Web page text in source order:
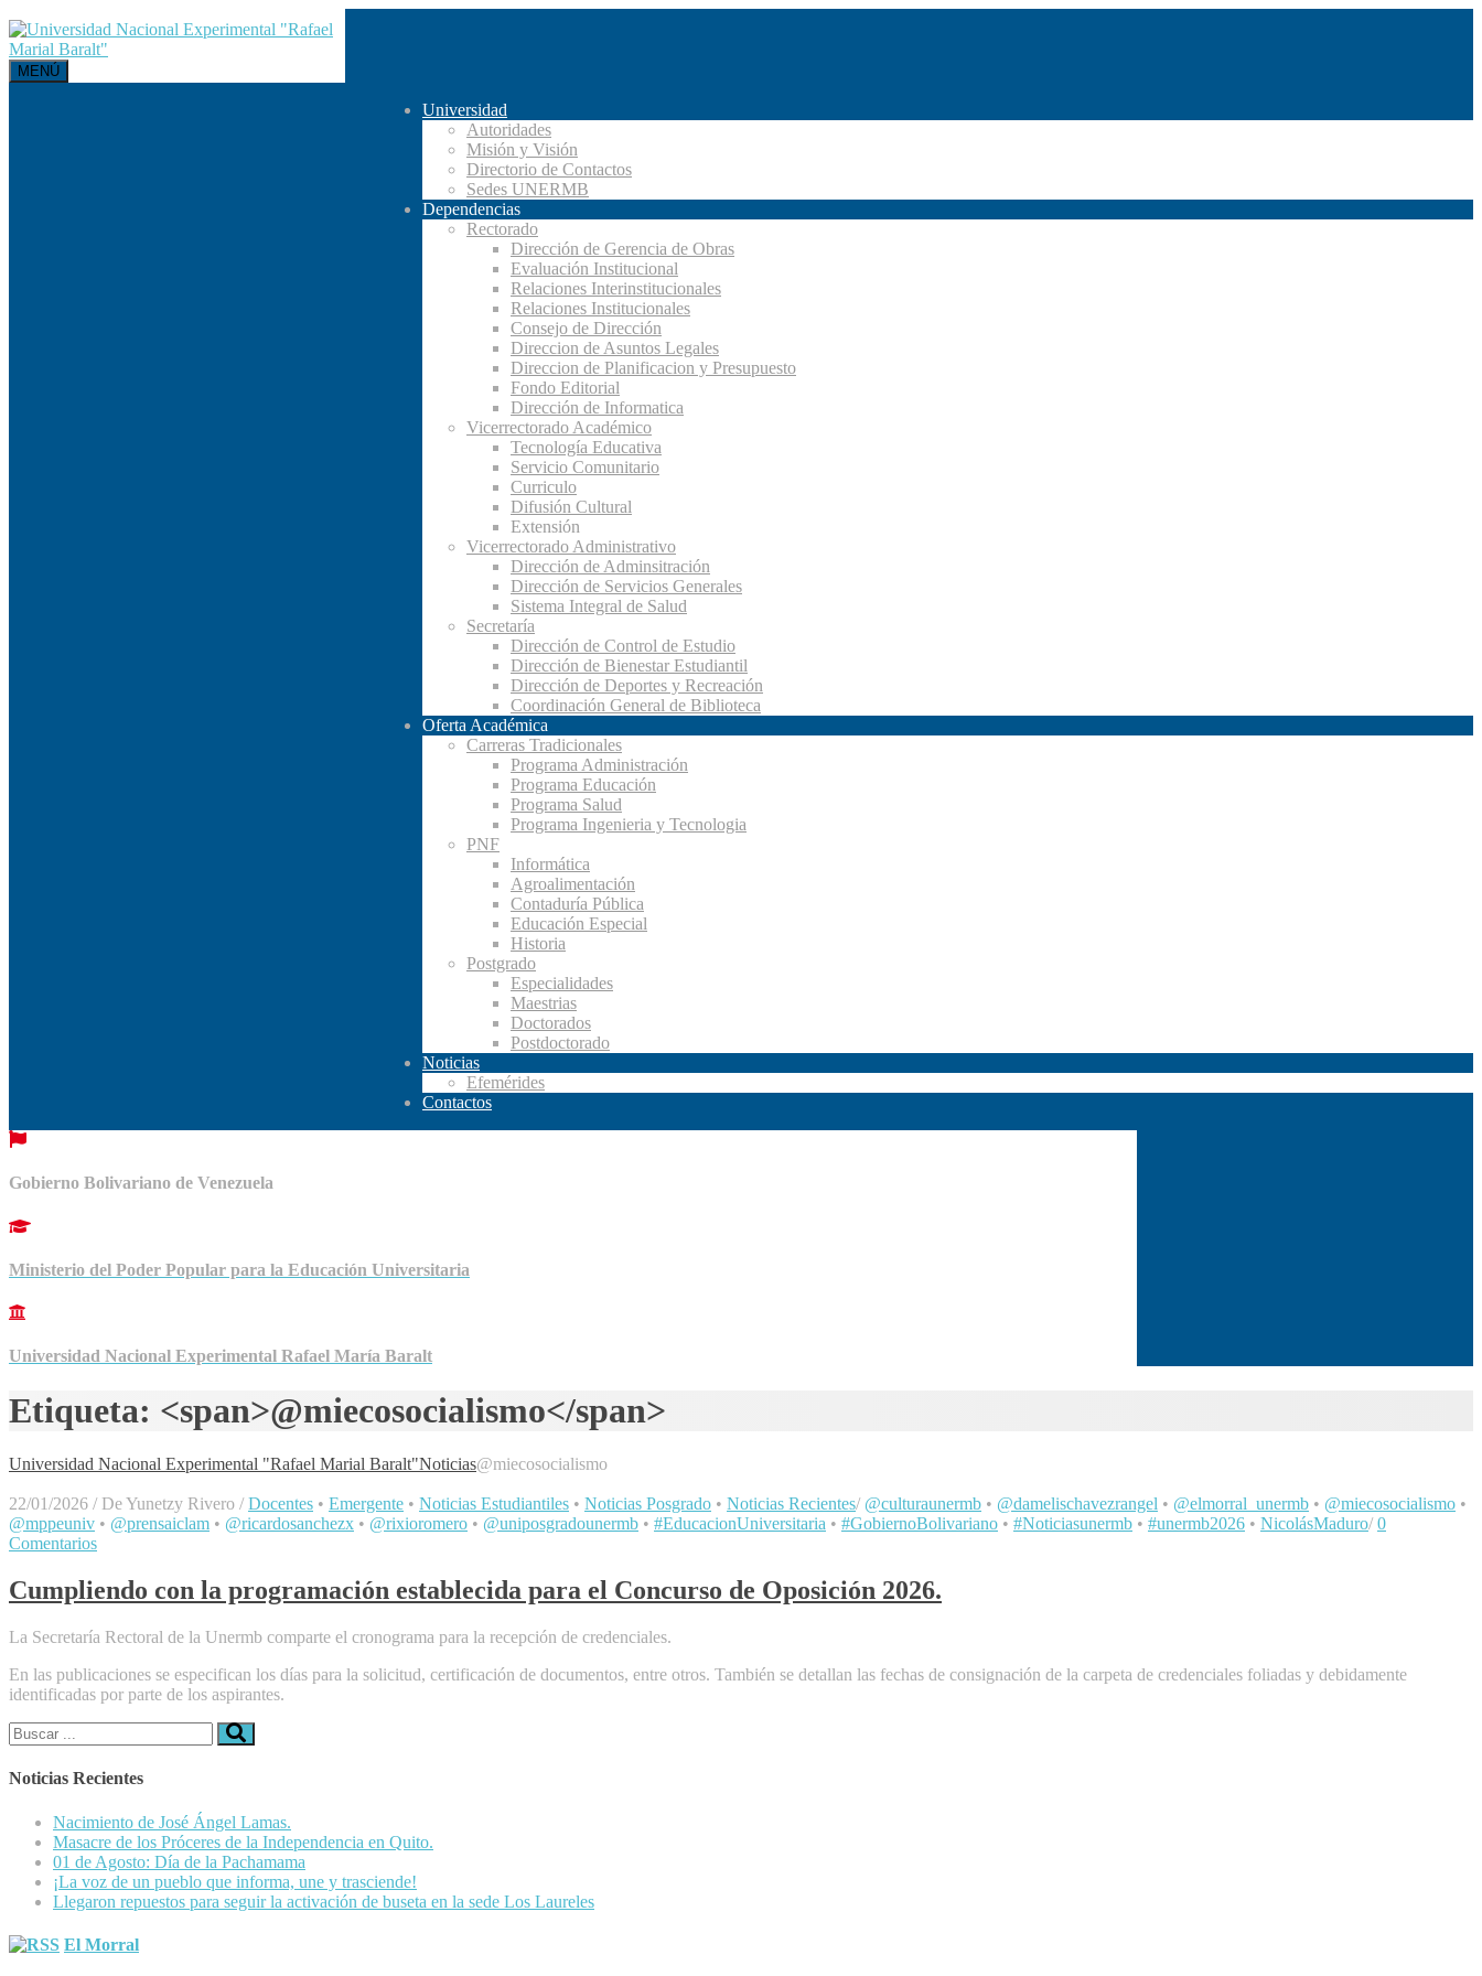
MENÚ
Universidad
Autoridades
Misión y Visión
Directorio de Contactos
Sedes UNERMB
Dependencias
Rectorado
Dirección de Gerencia de Obras
Evaluación Institucional
Relaciones Interinstitucionales
Relaciones Institucionales
Consejo de Dirección
Direccion de Asuntos Legales
Direccion de Planificacion y Presupuesto
Fondo Editorial
Dirección de Informatica
Vicerrectorado Académico
Tecnología Educativa
Servicio Comunitario
Curriculo
Difusión Cultural
Extensión
Vicerrectorado Administrativo
Dirección de Adminsitración
Dirección de Servicios Generales
Sistema Integral de Salud
Secretaría
Dirección de Control de Estudio
Dirección de Bienestar Estudiantil
Dirección de Deportes y Recreación
Coordinación General de Biblioteca
Oferta Académica
Carreras Tradicionales
Programa Administración
Programa Educación
Programa Salud
Programa Ingenieria y Tecnologia
PNF
Informática
Agroalimentación
Contaduría Pública
Educación Especial
Historia
Postgrado
Especialidades
Maestrias
Doctorados
Postdoctorado
Noticias
Efemérides
Contactos
Gobierno Bolivariano de Venezuela
Ministerio del Poder Popular para la Educación Universitaria
Universidad Nacional Experimental Rafael María Baralt
Etiqueta: <span>@miecosocialismo</span>
Universidad Nacional Experimental "Rafael Marial Baralt"Noticias@miecosocialismo
22/01/2026 / De Yunetzy Rivero / Docentes • Emergente • Noticias Estudiantiles • Noticias Posgrado • Noticias Recientes/ @culturaunermb • @damelischavezrangel • @elmorral_unermb • @miecosocialismo •
@mppeuniv • @prensaiclam • @ricardosanchezx • @rixioromero • @uniposgradounermb • #EducacionUniversitaria • #GobiernoBolivariano • #Noticiasunermb • #unermb2026 • NicolásMaduro/ 0
Comentarios
Cumpliendo con la programación establecida para el Concurso de Oposición 2026.
La Secretaría Rectoral de la Unermb comparte el cronograma para la recepción de credenciales.
En las publicaciones se especifican los días para la solicitud, certificación de documentos, entre otros. También se detallan las fechas de consignación de la carpeta de credenciales foliadas y debidamente
identificadas por parte de los aspirantes.
Buscar:
Noticias Recientes
Nacimiento de José Ángel Lamas.
Masacre de los Próceres de la Independencia en Quito.
01 de Agosto: Día de la Pachamama
¡La voz de un pueblo que informa, une y trasciende!
Llegaron repuestos para seguir la activación de buseta en la sede Los Laureles
El Morral